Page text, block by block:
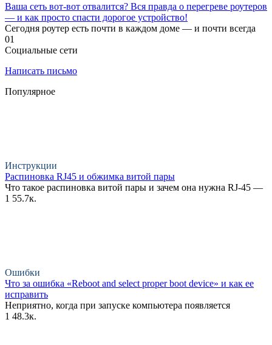
Ваша сеть вот-вот отвалится? Вся правда о перегреве роутеров
— и как просто спасти дорогое устройство!
Сегодня роутер есть почти в каждом доме — и почти всегда
01
Социальные сети
Написать письмо
Популярное
Инструкции
Распиновка RJ45 и обжимка витой пары
Что такое распиновка витой пары и зачем она нужна RJ-45 —
1 55.7к.
Ошибки
Что за ошибка «Reboot and select proper boot device» и как ее
исправить
Неприятно, когда при запуске компьютера появляется
1 48.3к.